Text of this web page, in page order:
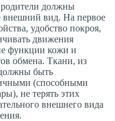
должны
внешний вид. На первое
удобство покроя,
движения
функции кожи и
обмена. Ткани, из
быть
(способными
не терять этих
внешнего вида